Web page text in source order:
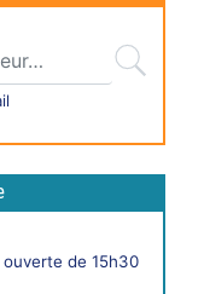
de 15h30